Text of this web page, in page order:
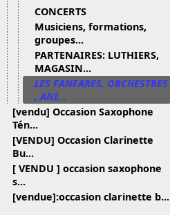
CONCERTS
Musiciens, formations,
groupes...
PARTENAIRES: LUTHIERS,
MAGASIN...
LES FANFARES, ORCHESTRES
, ANI...
[vendu] Occasion Saxophone
Tén...
[VENDU] Occasion Clarinette
Bu...
[ VENDU ] occasion saxophone
s...
[vendue]:occasion clarinette b...